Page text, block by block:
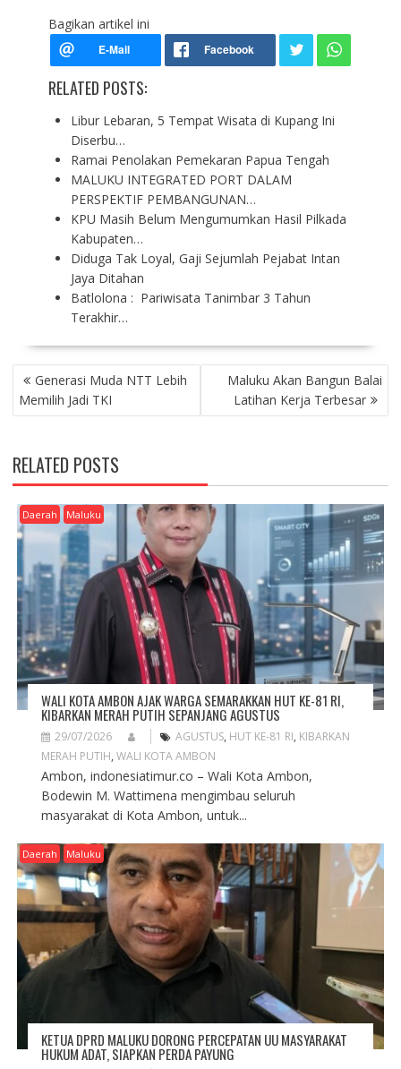
Bagikan artikel ini
RELATED POSTS:
Libur Lebaran, 5 Tempat Wisata di Kupang Ini
Diserbu…
Ramai Penolakan Pemekaran Papua Tengah
MALUKU INTEGRATED PORT DALAM
PERSPEKTIF PEMBANGUNAN…
KPU Masih Belum Mengumumkan Hasil Pilkada
Kabupaten…
Diduga Tak Loyal, Gaji Sejumlah Pejabat Intan
Jaya Ditahan
Batlolona : Pariwisata Tanimbar 3 Tahun
Terakhir…
P
O
S
N
A
V
G
T
O
N
Generasi Muda NTT Lebih
Memilih Jadi TKI
Maluku Akan Bangun Balai
Latihan Kerja Terbesar
RELATED POSTS
Daerah Maluku
WALI KOTA AMBON AJAK WARGA SEMARAKKAN HUT KE-81 RI,
KIBARKAN MERAH PUTIH SEPANJANG AGUSTUS
29/07/2026 AGUSTUS, HUT KE-81 RI, KIBARKAN
MERAH PUTIH, WALI KOTA AMBON
Ambon, indonesiatimur.co – Wali Kota Ambon,
Bodewin M. Wattimena mengimbau seluruh
masyarakat di Kota Ambon, untuk...
Daerah Maluku
KETUA DPRD MALUKU DORONG PERCEPATAN UU MASYARAKAT
HUKUM ADAT, SIAPKAN PERDA PAYUNG